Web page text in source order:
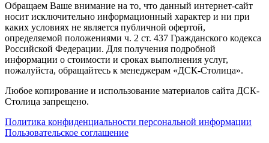
Обращаем Ваше внимание на то, что данный интернет-сайт
носит исключительно информационный характер и ни при
каких условиях не является публичной офертой,
определяемой положениями ч. 2 ст. 437 Гражданского кодекса
Российской Федерации. Для получения подробной
информации о стоимости и сроках выполнения услуг,
пожалуйста, обращайтесь к менеджерам «ДСК-Столица».
Любое копирование и использование материалов сайта ДСК-
Столица запрещено.
Политика конфиденциальности персональной информации
Пользовательское соглашение